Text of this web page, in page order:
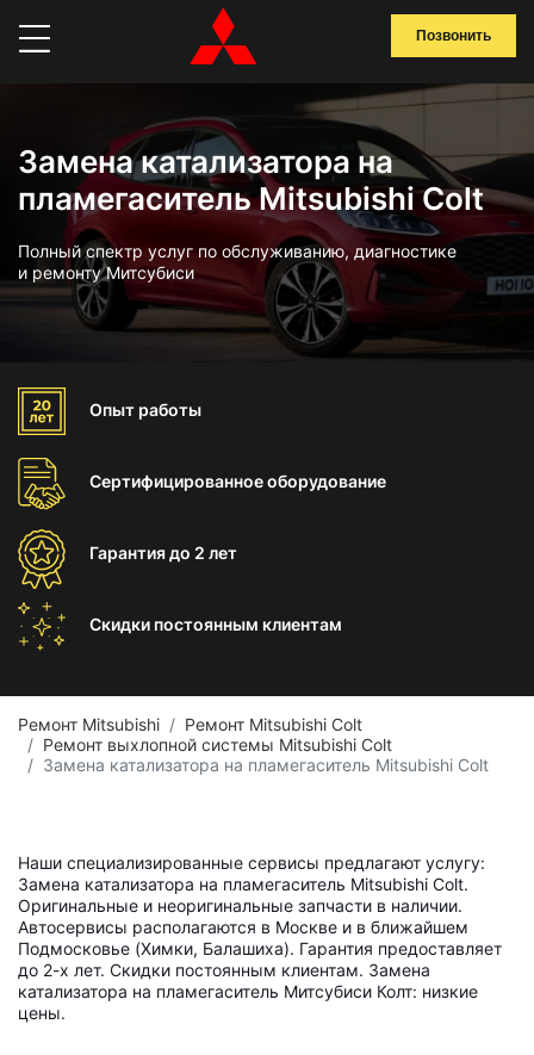
Позвонить
Замена катализатора на
пламегаситель Mitsubishi Colt
Полный спектр услуг по обслуживанию, диагностике
и ремонту Митсубиси
Опыт работы
Сертифицированноеоборудование
Гарантиядо 2 лет
Скидки постоянным клиентам
Ремонт Mitsubishi
Ремонт Mitsubishi Colt
Ремонт выхлопной системы Mitsubishi Colt
Замена катализатора на пламегаситель Mitsubishi Colt
Наши специализированные сервисы предлагают услугу:
Замена катализатора на пламегаситель Mitsubishi Colt.
Оригинальные и неоригинальные запчасти в наличии.
Автосервисы располагаются в Москве и в ближайшем
Подмосковье (Химки, Балашиха). Гарантия предоставляет
до 2-х лет. Скидки постоянным клиентам. Замена
катализатора на пламегаситель Митсубиси Колт: низкие
цены.